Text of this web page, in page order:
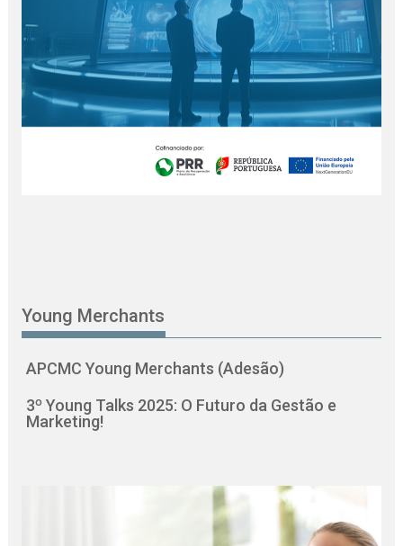
Young Merchants
APCMC Young Merchants (Adesão)
3º Young Talks 2025: O Futuro da Gestão e
Marketing!